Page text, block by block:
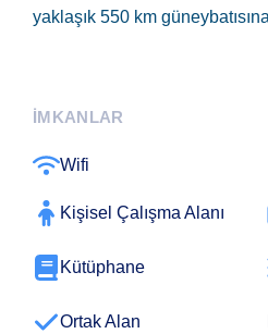
yaklaşık 550 km
İMKANLAR
Wifi
Kişisel Çalışma Alanı
Kütüphane
Ortak Alan